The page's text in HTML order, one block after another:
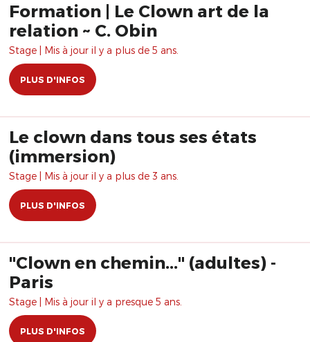
Formation | Le Clown art de la
relation ~ C. Obin
Stage | Mis à jour il y a plus de 5 ans.
PLUS D'INFOS
Le clown dans tous ses états
(immersion)
Stage | Mis à jour il y a plus de 3 ans.
PLUS D'INFOS
"Clown en chemin..." (adultes) -
Paris
Stage | Mis à jour il y a presque 5 ans.
PLUS D'INFOS